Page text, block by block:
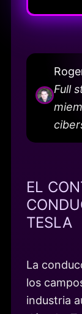
Full
EL
TESLA
La
los
industria